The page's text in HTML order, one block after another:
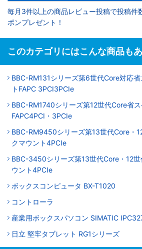
毎月3件以上の商品レビュー投稿で投稿
ポンプレゼント！
このカテゴリにはこんな商品も
BBC-RM131シリーズ第6世代Core対応
トFAPC 3PCI3PCIe
BBC-RM1740シリーズ第12世代Core省
FAPC4PCI・3PCIe
BBC-RM9450シリーズ第13世代Core・
クマウント4PCIe
BBC-3450シリーズ第13世代Core・12
ウント4PCIe
ボックスコンピュータ BX-T1020
コントローラ
産業用ボックスパソコン SIMATIC
日立 堅牢タブレット RG1シリーズ